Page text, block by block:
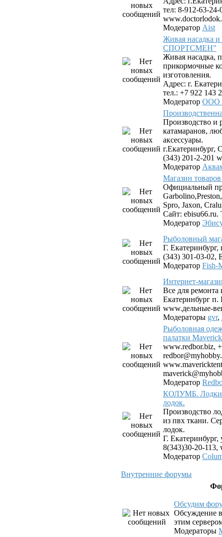
тел: 8-912-63-
Модератор Aist
Живая насадка
СПОРТСМЕН"
Живая насадка,
прикормочные
изготовления.
Адрес: г.
тел.: +7 922 143
Модератор ООО
Производство
катамаранов,
аксессуары.
г.Екатеринбург,
(343) 201-2-201
Модератор
Магазин
Официальный
Spro, Jaxon,
Сайт: ebisu66.ru.
Модератор
Рыболовный
Г.
(343) 301-03-02,
Модератор Fish-
Интернет-
Все для ремонта
Екатеринбург п.
www.дельные-
Модераторы gvr,
Рыболовная
палатки Maverick
www.redbor.biz,
Модератор
КОЛУМБ. Лодки
лодок.
Производство
из пвх ткани.
лодок.
Г. Екатеринбург,
8(343)30-20-113,
Модератор
Внутренние форумы
Обсудим
Обсуждение
этим
Модераторы